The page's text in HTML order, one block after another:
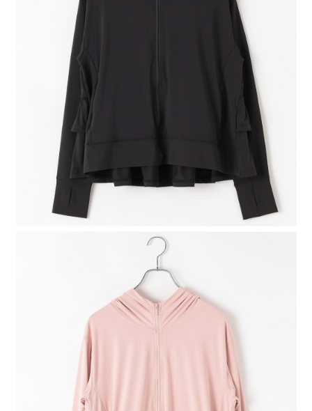
【繳款方式說明】
1.分期款項不併入電信帳單，「大哥付你分期」於每月結算日後寄送繳費提
2.透過簡訊連結打開帳單後，可選擇「超商條碼／台灣大直營門市／銀行轉
帳／街口支付／iPASS MONEY」等通路繳費。
1.本服務係由「台灣大哥大股份有限公司」（以下簡稱本公司）所提供，讓
用戶於交易時，得透過本服務購買商品或服務，並由商店將買賣／分期付款
買賣價金債權讓與本公司後，依約使用本公司帳單繳交帳款。
2.基於同意付款使用「大哥付你分期」之契約關係目的，商店將以您的個人
資料（包含姓名、電話或地址）提供予台灣大哥大進項蒐集、處理及利用，
由本公司與您本人進行分期帳單所需資料之確認、核對及更正。
3.完整用戶服務條款，請詳閱以下連結：
https://oppay.tw/userRule
３．安心：先確認商品／服務後，再付款。
【「AFTEE先享後付」結帳流程】
１．於結帳方式選擇「AFTEE先享後付」後，將跳轉至「AFTEE先享後付」
結帳頁面，進行簡訊認證並確認金額後，即可完成結帳。
２．訂單成立數日內，您將收到繳費通知簡訊。
３．收到繳費通知簡訊後14天內，點擊此簡訊中的連結，可透過四大超商／
ATM／網路銀行／等多元方式進行付款，方視為交易完成。
※ 請注意：結帳手續完成當下不需立刻繳費，但若您需要取消訂單，請聯絡
購買商品的店家。未經商家同意取消之訂單仍視為有效，需透過AFTEE先享
後付繳納相關費用。
※ 交易是否成功請以「AFTEE先享後付 」之結帳頁面顯示為準，若有關於
是否繳費成功／繳費後需取消欲退款等相關疑問，請聯繫「AFTEE先享後付
客戶支援中心」
https://netprotections.freshdesk.com/support/home
【注意事項】
１．透過由恩沛科技股份有限公司提供之「AFTEE先享後付」服務完成之交
易，需依本服務之必要範圍內提供個人資料，並將交易相關給付款項請求債
２．關於個人資料處理事宜，請瀏覽以下網址：
３．未成年的使用者請事先徵得法定代理人或監護人之同意方可使用
「AFTEE先享後付」，若未經同意申辦者引起之損失，本公司不負相關責
４．使用「AFTEE先享後付」時，將依據個別帳號之用戶狀況，依本公司即
時審查核予不同之上限額度；若仍有額度不足之情形，本公司將視審查結果
請求用戶進行身份認證。
５．嚴禁一人註冊多個帳號或使用他人資訊註冊。若發現惡意使用之情形，
恩沛科技股份有限公司將有權停止該用戶之使用額度並採取法律行動。
付款後 全家取貨
每筆NT$80，滿NT$888(含以上)免運費
7-11 取貨付款
每筆NT$80，滿NT$1,500(含以上)免運費
付款後 7-11取貨
每筆NT$80，滿NT$1,500(含以上)免運費
每筆NT$80，滿NT$1,500(含以上)免運費